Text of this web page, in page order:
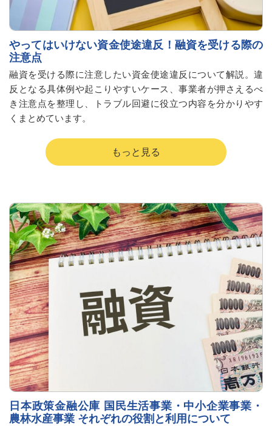
やってはいけない資金使途違反！融資を受ける際の
注意点
融資を受ける際に注意したい資金使途違反について解説。違
反となる具体例や起こりやすいケース、事業者が押さえるべ
き注意点を整理し、トラブル回避に役立つ内容を分かりやす
くまとめています。
日本政策金融公庫 国民生活事業・中小企業事業・
農林水産事業 それぞれの役割と利用について